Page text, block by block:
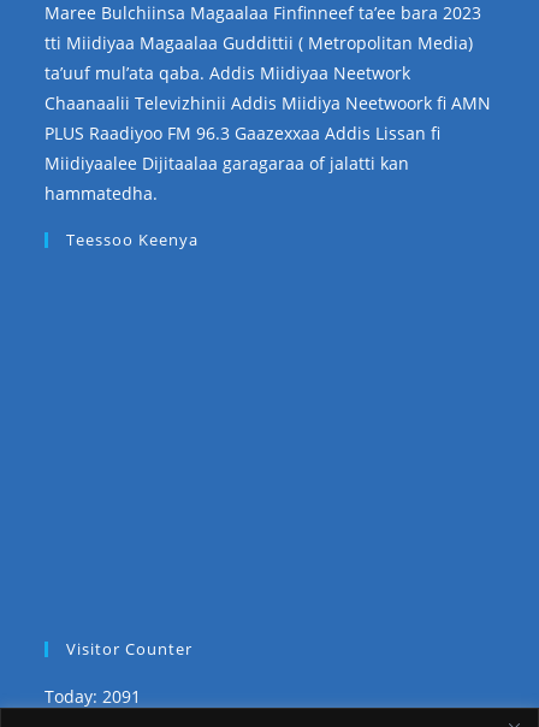
Maree Bulchiinsa Magaalaa Finfinneef ta’ee bara 2023
tti Miidiyaa Magaalaa Guddittii ( Metropolitan Media)
ta’uuf mul’ata qaba. Addis Miidiyaa Neetwork
Chaanaalii Televizhinii Addis Miidiya Neetwoork fi AMN
PLUS Raadiyoo FM 96.3 Gaazexxaa Addis Lissan fi
Miidiyaalee Dijitaalaa garagaraa of jalatti kan
hammatedha.
Teessoo Keenya
Visitor Counter
Today: 2091